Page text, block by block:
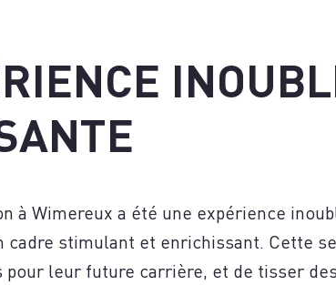
à Wimereux a été une expérience
cadre stimulant et enrichissant. Cette
leur future carrière, et de tisser